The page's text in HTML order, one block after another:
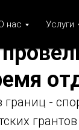
нас Услуги
-